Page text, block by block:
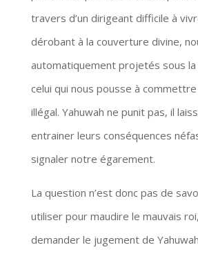
travers d’un dirigeant difficile à
dérobant à la couverture divine,
automatiquement projetés sous
celui qui nous pousse à
illégal. Yahuwah ne punit pas, il
entrainer leurs conséquences
signaler notre égarement.
La question n’est donc pas de
utiliser pour maudire le mauvais
demander le jugement de